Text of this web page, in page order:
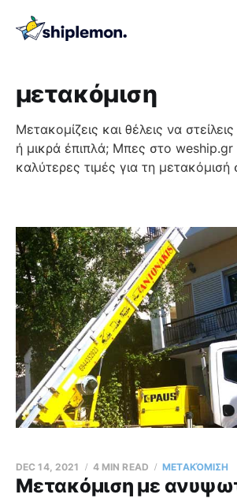
μετακόμιση
Μετακομίζεις και θέλεις να
ή μικρά έπιπλά; Μπες στο weship.gr
καλύτερες τιμές για τη μετακόμισή
Μετακόμιση με
DEC 14, 2021 4 MIN READ ΜΕΤΑΚΌΜΙΣΗ